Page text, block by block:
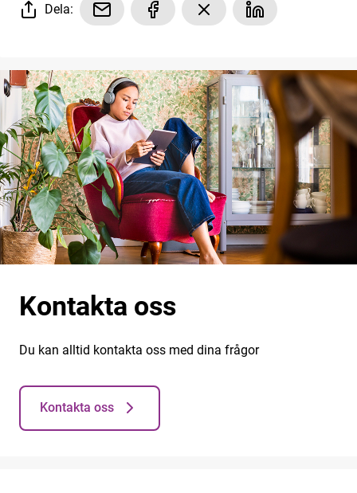
Dela:
Kontakta oss
Du kan alltid kontakta oss med dina frågor
Kontakta oss